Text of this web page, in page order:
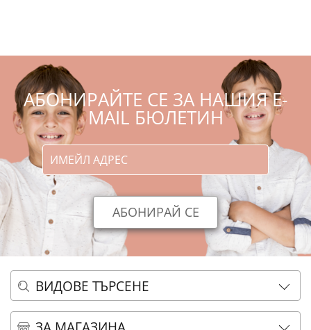
АБОНИРАЙТЕ СЕ ЗА НАШИЯ E-
MAIL БЮЛЕТИН
ВИДОВЕ ТЪРСЕНЕ
ОСНОВНО ТЪРСЕНЕ